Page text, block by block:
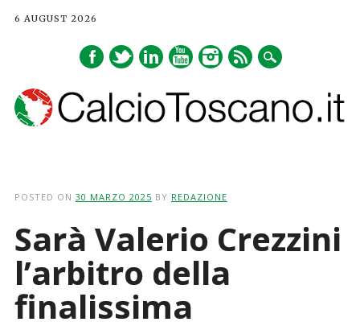
6 AUGUST 2026
POSTED ON 30 MARZO 2025 BY REDAZIONE
Sarà Valerio Crezzini
l’arbitro della
finalissima